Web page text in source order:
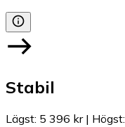
Stabil
Lägst: 5 396 kr| Högst: